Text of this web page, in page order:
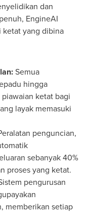
dan
EngineAI
ketat yang dibina
Semua
hingga
ketat bagi
layak memasuki
penguncian,
sebanyak 40%
proses yang ketat.
pengurusan
memberikan setiap